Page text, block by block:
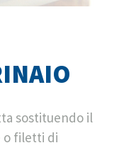
sostituendo il
o filetti di